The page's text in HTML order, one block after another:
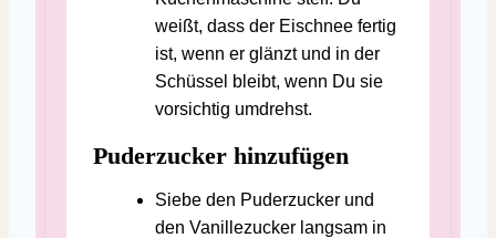
weißt, dass der Eischnee fertig
ist, wenn er glänzt und in der
Schüssel bleibt, wenn Du sie
vorsichtig umdrehst.
Puderzucker hinzufügen
Siebe den Puderzucker und
den Vanillezucker langsam in